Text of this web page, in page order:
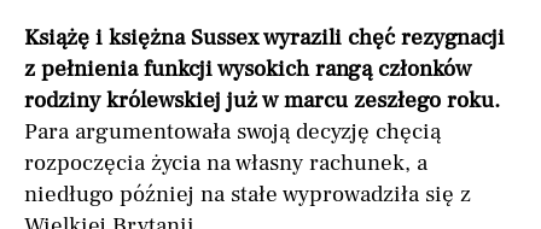
Książę i księżna Sussex wyrazili chęć rezygnacji
z pełnienia funkcji wysokich rangą członków
rodziny królewskiej już w marcu zeszłego roku.
Para argumentowała swoją decyzję chęcią
rozpoczęcia życia na własny rachunek, a
niedługo później na stałe wyprowadziła się z